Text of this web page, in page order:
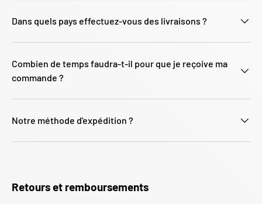
Dans quels pays effectuez-vous des livraisons ?
Combien de temps faudra-t-il pour que je reçoive ma
commande ?
Notre méthode d'expédition ?
Retours et remboursements